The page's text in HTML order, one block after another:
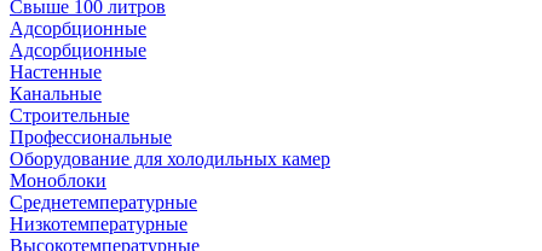
Свыше 100 литров
Адсорбционные
Адсорбционные
Настенные
Канальные
Строительные
Профессиональные
Оборудование для холодильных камер
Моноблоки
Среднетемпературные
Низкотемпературные
Высокотемпературные